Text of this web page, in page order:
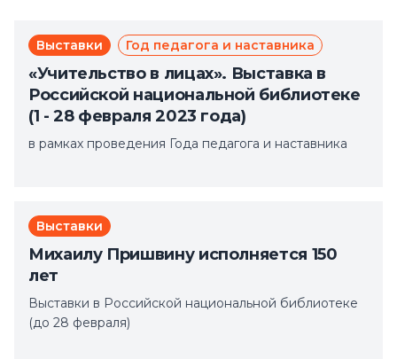
Выставки Год педагога и наставника
«Учительство в лицах». Выставка в
Российской национальной библиотеке
(1 - 28 февраля 2023 года)
в рамках проведения Года педагога и наставника
Выставки
Михаилу Пришвину исполняется 150
лет
Выставки в Российской национальной библиотеке
(до 28 февраля)